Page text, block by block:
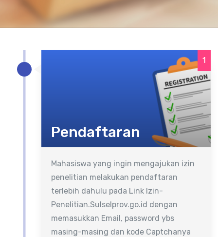
Pendaftaran
1
Mahasiswa yang ingin mengajukan izin
penelitian melakukan pendaftaran
terlebih dahulu pada Link Izin-
Penelitian.Sulselprov.go.id dengan
memasukkan Email, password ybs
masing-masing dan kode Captchanya